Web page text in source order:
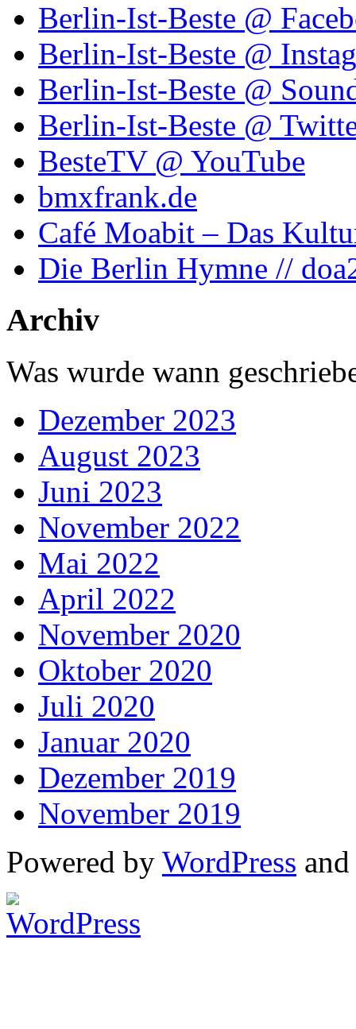
Berlin-Ist-Beste @
Berlin-Ist-Beste @
Berlin-Ist-Beste @
Berlin-Ist-Beste @
BesteTV @ YouTube
bmxfrank.de
Café Moabit – Das
Die Berlin Hymne //
Archiv
Was wurde wann
Dezember 2023
August 2023
Juni 2023
November 2022
Mai 2022
April 2022
November 2020
Oktober 2020
Juli 2020
Januar 2020
Dezember 2019
November 2019
Powered by WordPress